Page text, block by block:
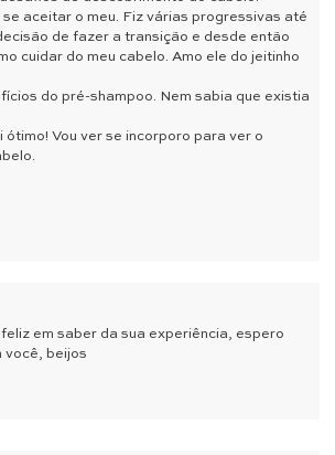
se aceitar o meu. Fiz várias progressivas até
de fazer a transição e desde então
cuidar do meu cabelo. Amo ele do jeitinho
do pré-shampoo. Nem sabia que existia
ótimo! Vou ver se incorporo para ver o
em saber da sua experiência, espero
você, beijos